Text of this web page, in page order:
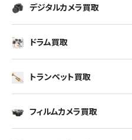
デジタルカメラ買取
ドラム買取
トランペット買取
フィルムカメラ買取